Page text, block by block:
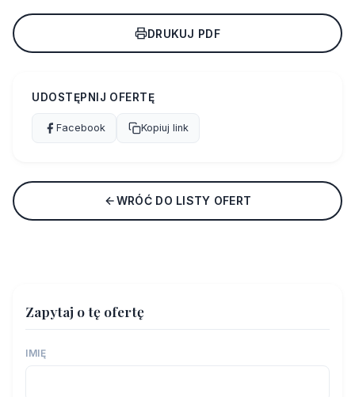
DRUKUJ PDF
UDOSTĘPNIJ OFERTĘ
Facebook Kopiuj link
WRÓĆ DO LISTY OFERT
Zapytaj o tę ofertę
IMIĘ